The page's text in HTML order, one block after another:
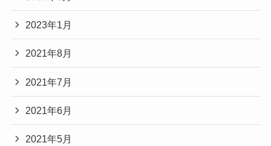
2023年1月
2021年8月
2021年7月
2021年6月
2021年5月